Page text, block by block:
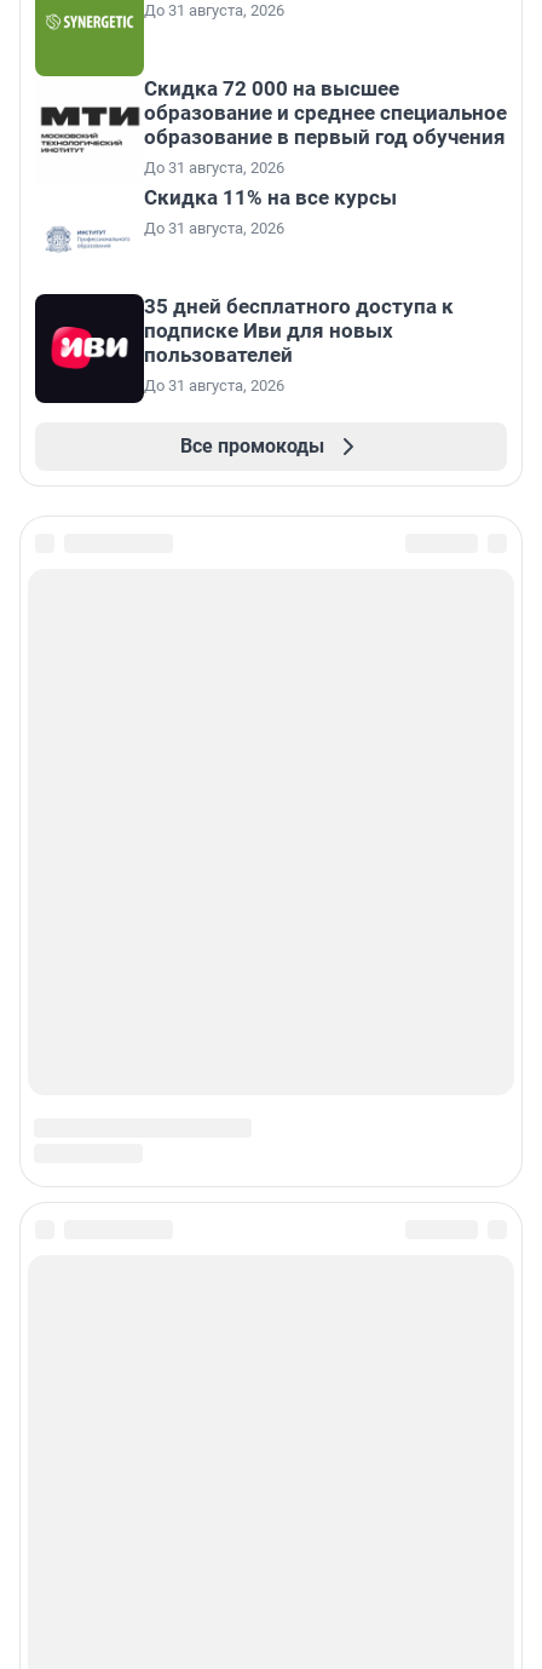
До 31 августа, 2026
Скидка 72 000 на высшее
образование и среднее специальное
образование в первый год обучения
До 31 августа, 2026
Скидка 11% на все курсы
До 31 августа, 2026
35 дней бесплатного доступа к
подписке Иви для новых
пользователей
До 31 августа, 2026
Все промокоды